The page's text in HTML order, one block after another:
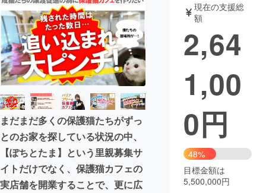
テクノロジー・ガジェット
映像・映画 書籍・雑誌
ビジネス・起業 チャレンジ
まちづくり・地域活性化
CAMPFIRE for Social Good
CAMPFIRE Creation
CAMPFIREふるさと納税machi-ya コミュニティ
まだまだ多くの保護猫たちがずっ
とのお家を探している状況の中、
【ぽちとたま】という里親募集サ
イトだけでなく、保護猫カフェの
実店舗を開業することで、更に広
現在の支援総
額
2,64
1,00
0円
48%
目標金額は
5,500,000円